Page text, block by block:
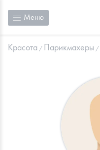
Меню
Красота Парикмахеры